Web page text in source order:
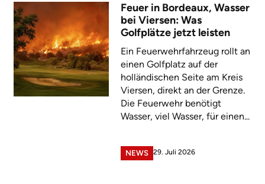
Feuer in Bordeaux, Wasser
bei Viersen: Was
Golfplätze jetzt leisten
Ein Feuerwehrfahrzeug rollt an
einen Golfplatz auf der
holländischen Seite am Kreis
Viersen, direkt an der Grenze.
Die Feuerwehr benötigt
Wasser, viel Wasser, für einen...
NEWS 29. Juli 2026